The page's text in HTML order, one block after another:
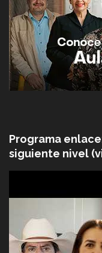
Programa
siguiente nivel